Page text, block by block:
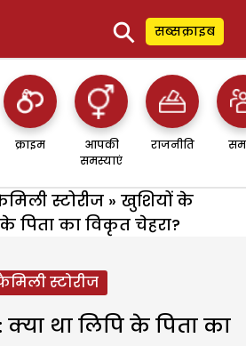
⚲ सब्सक्राइब
क्राइम
आपकी
समस्याएं
राजनीति
स्टोरीज » खुशियों के
पिता का विकृत चेहरा?
स्टोरीज
था लिपि के पिता का